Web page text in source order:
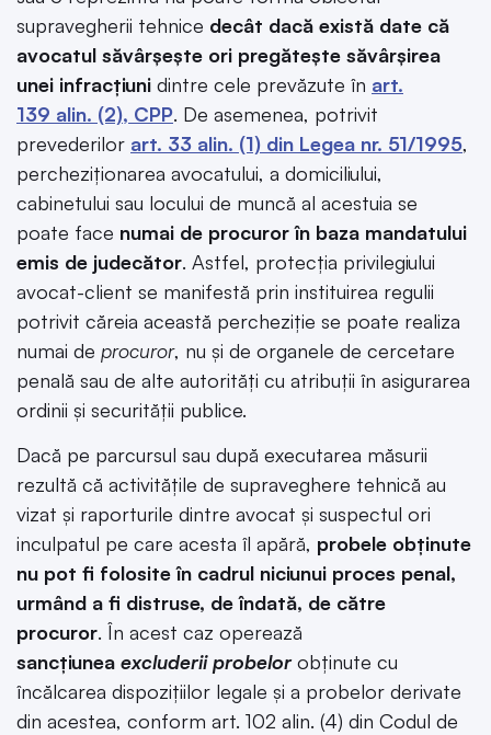
supravegherii tehnice decât dacă există date că
avocatul săvârșește ori pregătește săvârșirea
unei infracțiuni dintre cele prevăzute în art.
139 alin. (2), CPP. De asemenea, potrivit
prevederilor art. 33 alin. (1) din Legea nr. 51/1995,
percheziționarea avocatului, a domiciliului,
cabinetului sau locului de muncă al acestuia se
poate face numai de procuror în baza mandatului
emis de judecător. Astfel, protecția privilegiului
avocat-client se manifestă prin instituirea regulii
potrivit căreia această percheziție se poate realiza
numai de procuror, nu și de organele de cercetare
penală sau de alte autorități cu atribuții în asigurarea
ordinii și securității publice.
Dacă pe parcursul sau după executarea măsurii
rezultă că activitățile de supraveghere tehnică au
vizat și raporturile dintre avocat și suspectul ori
inculpatul pe care acesta îl apără, probele obținute
nu pot fi folosite în cadrul niciunui proces penal,
urmând a fi distruse, de îndată, de către
procuror. În acest caz operează
sancțiunea excluderii probelorobținute cu
încălcarea dispozițiilor legale și a probelor derivate
din acestea, conform art. 102 alin. (4) din Codul de